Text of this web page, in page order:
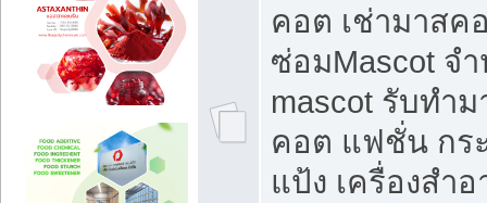
คอต เช่ามาสค
ซ่อมMascot จ
mascot รับทำ
คอต แฟชั่น กระ
แป้ง เครื่องสำ